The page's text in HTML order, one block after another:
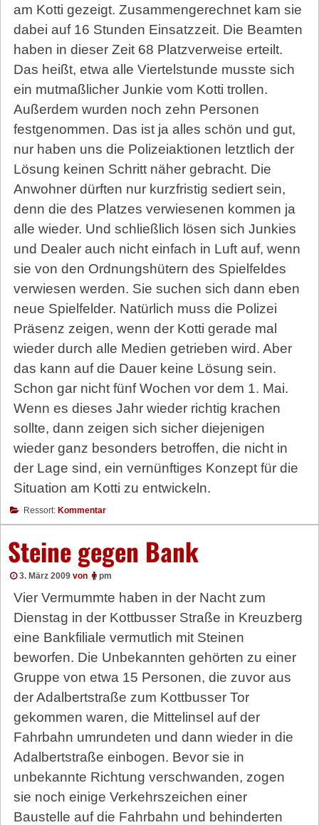
am Kotti gezeigt. Zusammengerechnet kam sie
dabei auf 16 Stunden Einsatzzeit. Die Beamten
haben in dieser Zeit 68 Platzverweise erteilt.
Das heißt, etwa alle Viertelstunde musste sich
ein mutmaßlicher Junkie vom Kotti trollen.
Außerdem wurden noch zehn Personen
festgenommen. Das ist ja alles schön und gut,
nur haben uns die Polizeiaktionen letztlich der
Lösung keinen Schritt näher gebracht. Die
Anwohner dürften nur kurzfristig sediert sein,
denn die des Platzes verwiesenen kommen ja
alle wieder. Und schließlich lösen sich Junkies
und Dealer auch nicht einfach in Luft auf, wenn
sie von den Ordnungshütern des Spielfeldes
verwiesen werden. Sie suchen sich dann eben
neue Spielfelder. Natürlich muss die Polizei
Präsenz zeigen, wenn der Kotti gerade mal
wieder durch alle Medien getrieben wird. Aber
das kann auf die Dauer keine Lösung sein.
Schon gar nicht fünf Wochen vor dem 1. Mai.
Wenn es dieses Jahr wieder richtig krachen
sollte, dann zeigen sich sicher diejenigen
wieder ganz besonders betroffen, die nicht in
der Lage sind, ein vernünftiges Konzept für die
Situation am Kotti zu entwickeln.
Ressort: Kommentar
Steine gegen Bank
3. März 2009 von pm
Vier Vermummte haben in der Nacht zum
Dienstag in der Kottbusser Straße in Kreuzberg
eine Bankfiliale vermutlich mit Steinen
beworfen. Die Unbekannten gehörten zu einer
Gruppe von etwa 15 Personen, die zuvor aus
der Adalbertstraße zum Kottbusser Tor
gekommen waren, die Mittelinsel auf der
Fahrbahn umrundeten und dann wieder in die
Adalbertstraße einbogen. Bevor sie in
unbekannte Richtung verschwanden, zogen
sie noch einige Verkehrszeichen einer
Baustelle auf die Fahrbahn und behinderten